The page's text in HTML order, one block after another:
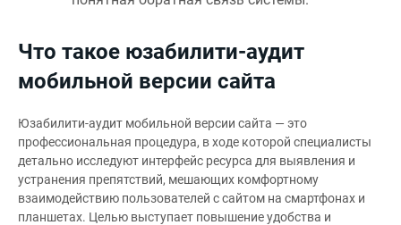
Что такое юзабилити-аудит
мобильной версии сайта
Юзабилити-аудит мобильной версии сайта — это
профессиональная процедура, в ходе которой специалисты
детально исследуют интерфейс ресурса для выявления и
устранения препятствий, мешающих комфортному
взаимодействию пользователей с сайтом на смартфонах и
планшетах. Целью выступает повышение удобства и